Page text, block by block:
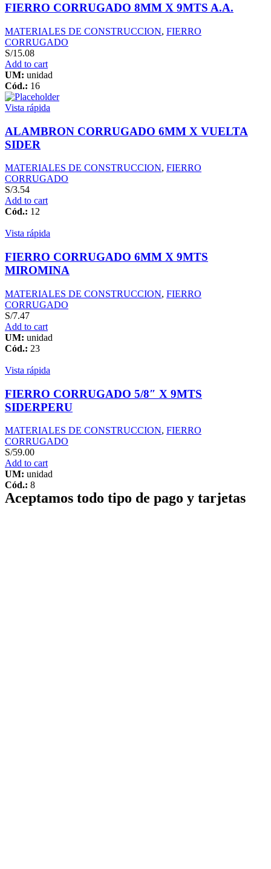
FIERRO CORRUGADO 8MM X 9MTS A.A.
MATERIALES DE CONSTRUCCION, FIERRO
CORRUGADO
S/15.08
Add to cart
UM: unidad
Cód.: 16
Vista rápida
ALAMBRON CORRUGADO 6MM X VUELTA
SIDER
MATERIALES DE CONSTRUCCION, FIERRO
CORRUGADO
S/3.54
Add to cart
Cód.: 12
Vista rápida
FIERRO CORRUGADO 6MM X 9MTS
MIROMINA
MATERIALES DE CONSTRUCCION, FIERRO
CORRUGADO
S/7.47
Add to cart
UM: unidad
Cód.: 23
Vista rápida
FIERRO CORRUGADO 5/8″ X 9MTS
SIDERPERU
MATERIALES DE CONSTRUCCION, FIERRO
CORRUGADO
S/59.00
Add to cart
UM: unidad
Cód.: 8
Aceptamos todo tipo de pago y tarjetas